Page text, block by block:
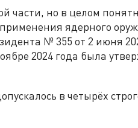
части, но в целом
ядерного
№ 355 от 2 июня
2024 года была
в четырёх